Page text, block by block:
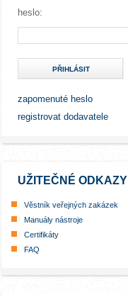
heslo:
PŘIHLÁSIT
zapomenuté heslo
registrovat dodavatele
UŽITEČNÉ ODKAZY
Věstník veřejných zakázek
Manuály nástroje
Certifikáty
FAQ